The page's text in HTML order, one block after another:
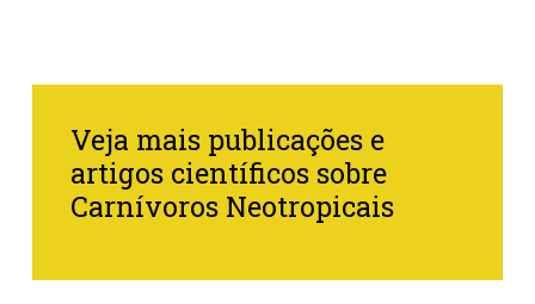
Veja mais publicações e
artigos científicos sobre
Carnívoros Neotropicais